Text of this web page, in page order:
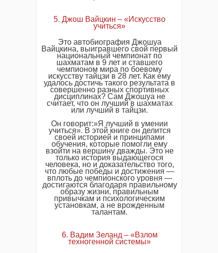
5. Джош Вайцкин – «Искусство
учиться»
Это автобиография Джошуа
Вайцкина, выигравшего свой первый
национальный чемпионат по
шахматам в 9 лет и ставшего
чемпионом мира по боевому
искусству тайцзи в 28 лет. Как ему
удалось достичь такого результата в
совершенно разных спортивных
дисциплинах? Сам Джошуа не
считает, что он лучший в шахматах
или лучший в тайцзи.
Он говорит:»Я лучший в умении
учиться». В этой книге он делится
своей историей и принципами
обучения, которые помогли ему
взойти на вершину дважды. Это не
только история выдающегося
человека, но и доказательство того,
что любые победы и достижения —
вплоть до чемпионского уровня —
достигаются благодаря правильному
образу жизни, правильным
привычкам и психологическим
установкам, а не врожденным
талантам.
6. Вадим Зеланд – «Взлом
техногенной системы»